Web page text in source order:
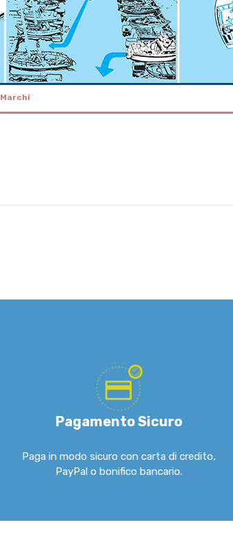
Marchi
Pagamento Sicuro
Paga in modo sicuro con carta di credito,
PayPal o bonifico bancario.